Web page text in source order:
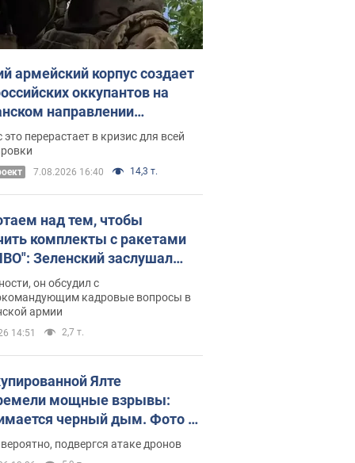
армейский корпус создает
оккупантов на
направлении
дискомфорт: как это
это перерастает в кризис для всей
7.08.2026 16:40 14,3 т.
над тем, чтобы
комплекты с ракетами
Зеленский заслушал
Драпатого и объявил о
мерах
он обсудил с
кадровые вопросы в
армии
14:51 2,7 т.
Ялте
мощные взрывы:
черный дым. Фото и
подвергся атаке дронов